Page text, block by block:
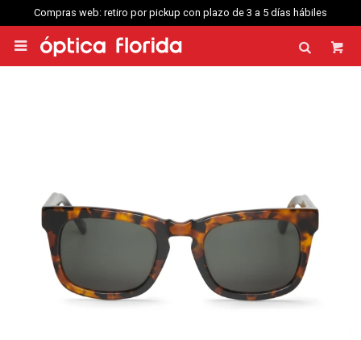
Compras web: retiro por pickup con plazo de 3 a 5 días hábiles
